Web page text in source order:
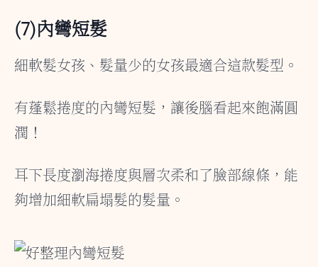
(7)內彎短髮
細軟髮女孩、髮量少的女孩最適合這款髮型。
有蓬鬆捲度的內彎短髮，讓後腦看起來飽滿圓
潤！
耳下長度瀏海捲度與層次柔和了臉部線條，能
夠增加細軟扁塌髮的髮量。